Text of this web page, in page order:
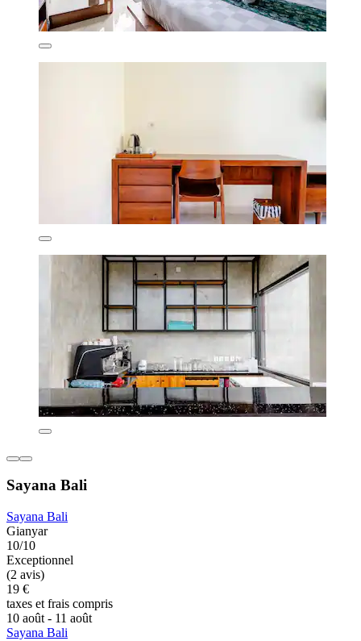
Sayana Bali
Sayana Bali
Gianyar
10/10
Exceptionnel
(2 avis)
19 €
taxes et frais compris
10 août - 11 août
Sayana Bali